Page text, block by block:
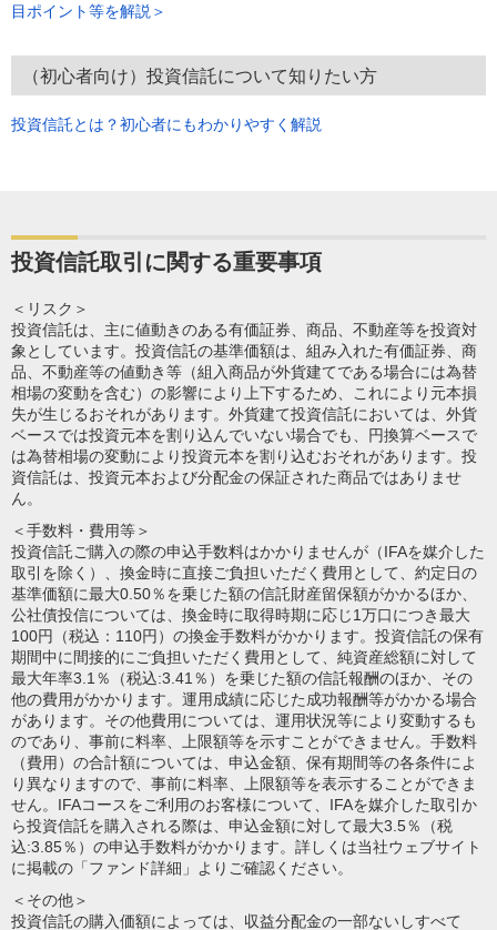
目ポイント等を解説＞
（初心者向け）投資信託について知りたい方
投資信託とは？初心者にもわかりやすく解説
投資信託取引に関する重要事項
＜リスク＞
投資信託は、主に値動きのある有価証券、商品、不動産等を投資対
象としています。投資信託の基準価額は、組み入れた有価証券、商
品、不動産等の値動き等（組入商品が外貨建てである場合には為替
相場の変動を含む）の影響により上下するため、これにより元本損
失が生じるおそれがあります。外貨建て投資信託においては、外貨
ベースでは投資元本を割り込んでいない場合でも、円換算ベースで
は為替相場の変動により投資元本を割り込むおそれがあります。投
資信託は、投資元本および分配金の保証された商品ではありませ
ん。
＜手数料・費用等＞
投資信託ご購入の際の申込手数料はかかりませんが（IFAを媒介した
取引を除く）、換金時に直接ご負担いただく費用として、約定日の
基準価額に最大0.50％を乗じた額の信託財産留保額がかかるほか、
公社債投信については、換金時に取得時期に応じ1万口につき最大
100円（税込：110円）の換金手数料がかかります。投資信託の保有
期間中に間接的にご負担いただく費用として、純資産総額に対して
最大年率3.1％（税込:3.41％）を乗じた額の信託報酬のほか、その
他の費用がかかります。運用成績に応じた成功報酬等がかかる場合
があります。その他費用については、運用状況等により変動するも
のであり、事前に料率、上限額等を示すことができません。手数料
（費用）の合計額については、申込金額、保有期間等の各条件によ
り異なりますので、事前に料率、上限額等を表示することができま
せん。IFAコースをご利用のお客様について、IFAを媒介した取引か
ら投資信託を購入される際は、申込金額に対して最大3.5％（税
込:3.85％）の申込手数料がかかります。詳しくは当社ウェブサイト
に掲載の「ファンド詳細」よりご確認ください。
＜その他＞
投資信託の購入価額によっては、収益分配金の一部ないしすべて